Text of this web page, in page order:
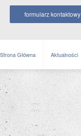
formularz kontaktowy
Strona Główna Aktualności